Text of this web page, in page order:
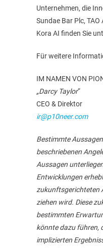
Unternehmen, die
Sundae Bar Plc,
Kora AI finden Sie
Für weitere
IM NAMEN VON
„Darcy Taylor“
CEO & Direktor
ir@p10neer.com
Bestimmte
beschriebenen
Aussagen
Entwicklungen
zukunftsgerichteten
ziehen wird. Diese
bestimmten
könnte dazu führen,
implizierten